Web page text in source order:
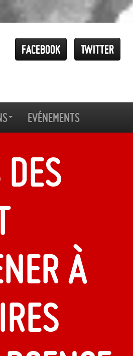
Twitter
Facebook
Evénements
à